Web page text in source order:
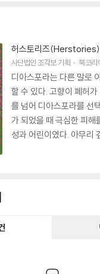
허스토리즈(Herstories)
사단법인 조각보기획 북코
디아스포라는 다른 말로
할 수 있다. 고향이 폐허
를 넘어 디아스포라를 선
가 되었을 때 극심한 피해
성과 어린이였다. 아무리
하더라도 새로운 사랑은